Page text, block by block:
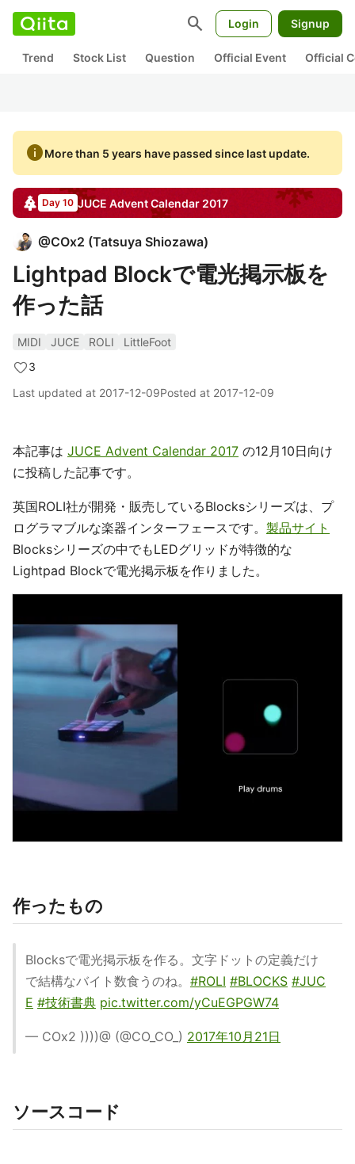
search Login Signup
Trend Stock List Question Official Event Official
infoMore than 5 years have passed since last update.
Day 10 JUCE Advent Calendar 2017
@COx2 (Tatsuya Shiozawa)
Lightpad Blockで電光掲示板を
作った話
MIDI JUCE ROLI
LittleFoot
3
Last updated at 2017-12-09Posted at 2017-12-09
本記事は JUCE Advent Calendar 2017 の12月10日向け
に投稿した記事です。
英国ROLI社が開発・販売しているBlocksシリーズは、プ
ログラマブルな楽器インターフェースです。 製品サイト
Blocksシリーズの中でもLEDグリッドが特徴的な
Lightpad Blockで電光掲示板を作りました。
作ったもの
Blocksで電光掲示板を作る。文字ドットの定義だけ
で結構なバイト数食うのね。 #ROLI #BLOCKS #JUC
E #技術書典 pic.twitter.com/yCuEGPGW74
— COx2 ))))@ (@CO_CO_) 2017年10月21日
ソースコード